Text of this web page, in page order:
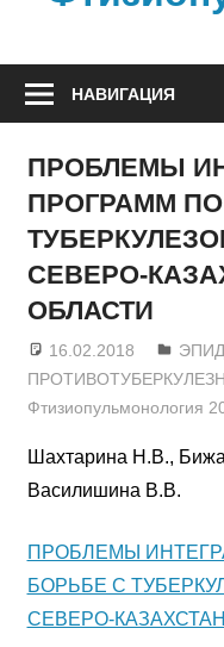
НАВИГАЦИЯ
ПРОБЛЕМЫ
ПРОГРАММ
СЕВЕРО-
ОБЛАСТИ
16.02.2018 admin
Фтизиопульмонология
Шахтарина Н.В.,
Василишина В.В.
ПРОБЛЕМЫ
БОРЬБЕ С
СЕВЕРО-